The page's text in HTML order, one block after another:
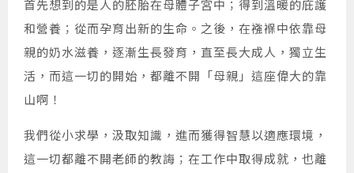
首先想到的是人的胚胎在母體子宮中；得到溫暖的庇護
和營養；從而孕育出新的生命。之後，在襁褓中依靠母
親的奶水滋養，逐漸生長發育，直至長大成人，獨立生
活，而這一切的開始，都離不開「母親」這座偉大的靠
山啊！
我們從小求學，汲取知識，進而獲得智慧以適應環境，
這一切都離不開老師的教誨；在工作中取得成就，也離